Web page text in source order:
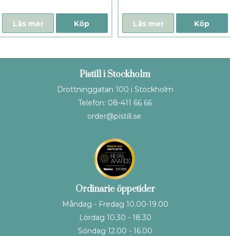
Köp
Läs mer Köp
Läs mer
Pistill i Stockholm
Drottninggatan 100 i Stockholm
Telefon: 08-411 66 66
order@pistill.se
Ordinarie öppetider
Måndag - Fredag 10.00-19.00
Lördag 10.30 - 18.30
Söndag 12.00 - 16.00